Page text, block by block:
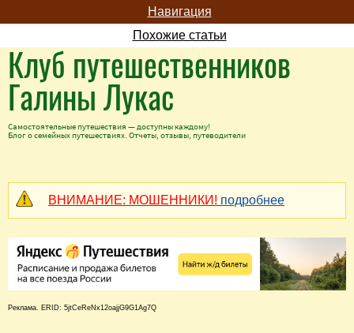
Навигация
Похожие статьи
Клуб путешественников
Галины Лукас
Самостоятельные путешествия — доступны каждому!
Блог о семейных путешествиях. Отчеты, отзывы, путеводители
ВНИМАНИЕ: МОШЕННИКИ! подробнее
Реклама. ERID: 5jtCeReNx12oajjG9G1Ag7Q